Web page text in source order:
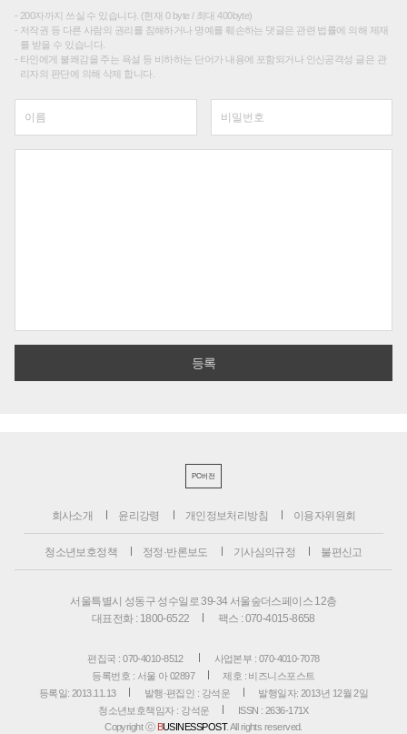
200자까지 쓰실 수 있습니다. (현재 0 byte / 최대 400byte)
저작권 등 다른 사람의 권리를 침해하거나 명예를 훼손하는 댓글은 관련 법률에 의해 제재
를 받을 수 있습니다.
타인에게 불쾌감을 주는 욕설 등 비하하는 단어가 내용에 포함되거나 인신공격성 글은 관
리자의 판단에 의해 삭제 합니다.
PC버전
회사소개 윤리강령 개인정보처리방침 이용자위원회
청소년보호정책 정정·반론보도 기사심의규정 불편신고
서울특별시 성동구 성수일로 39-34 서울숲더스페이스 12층
대표전화 : 1800-6522
팩스 : 070-4015-8658
편집국 : 070-4010-8512
사업본부 : 070-4010-7078
등록번호 : 서울 아 02897
제호 : 비즈니스포스트
등록일: 2013.11.13
발행·편집인 : 강석운
발행일자: 2013년 12월 2일
청소년보호책임자 : 강석운
ISSN : 2636-171X
Copyright ⓒ BUSINESSPOST. All rights reserved.